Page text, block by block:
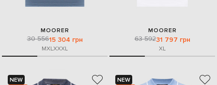
MOORER
30 55615 304 грн
MXLXXXL
MOORER
63 59231 797 грн
XL
NEW
NEW